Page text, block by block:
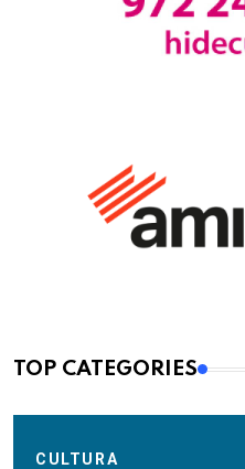
TOP CATEGORIES
CULTURA